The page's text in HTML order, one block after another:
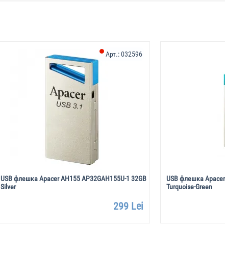
USB флешка Apacer AH155 AP32GAH155U-1 32GB
Silver
Арт.:032596
299 Lei
USB флешка
Turquoise-Green